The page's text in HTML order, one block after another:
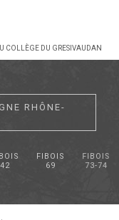
COLLÈGE DU GRESIVAUDAN
RHÔNE-
42
FIBOIS
69
FIBOIS
73-74